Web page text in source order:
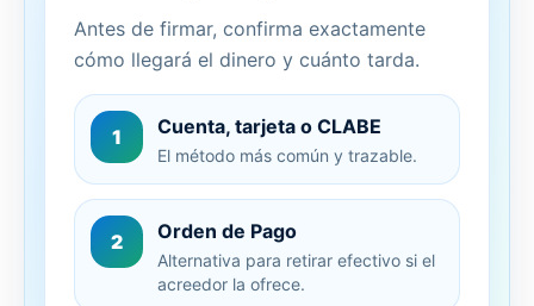
Antes de firmar, confirma exactamente
cómo llegará el dinero y cuánto tarda.
1 Cuenta, tarjeta o CLABE
El método más común y trazable.
2 Orden de Pago
Alternativa para retirar efectivo si el
acreedor la ofrece.